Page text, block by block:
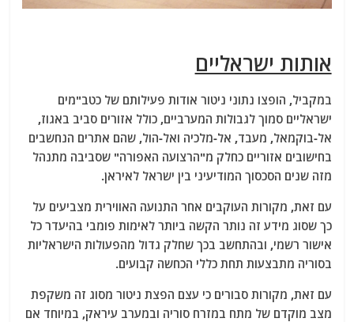
אותות ישראליים
במקביל, הופצו נתוני ניטור אודות פעילותם של כטב"מים
ישראליים סמוך לגבולות המערביים, כולל אזורים סביב באגוז,
אל-בוקמאל, מעבד, אל-מלכיה ואל-הול, שהם אתרים הנחשבים
בחישובים אזוריים כחלק מ"הרצועה האפורה" שסביבה מתנהל
מזה שנים הסכסוך המודיעיני בין ישראל לאיראן.
עם זאת, מקורות העוקבים אחר התנועה האווירית מצביעים על
כך שסוג מידע זה נותר הקשה ביותר לאימות פומבי בהיעדר כל
אישור רשמי, ובהתחשב בכך שחלק גדול מהפעולות הישראליות
בסוריה מתבצעות תחת כללי הכחשה קבועים.
עם זאת, מקורות סבורים כי עצם הפצת ניטור מסוג זה משקפת
מצב מוקדם של מתח במזרח סוריה ובמערב עיראק, במיוחד אם